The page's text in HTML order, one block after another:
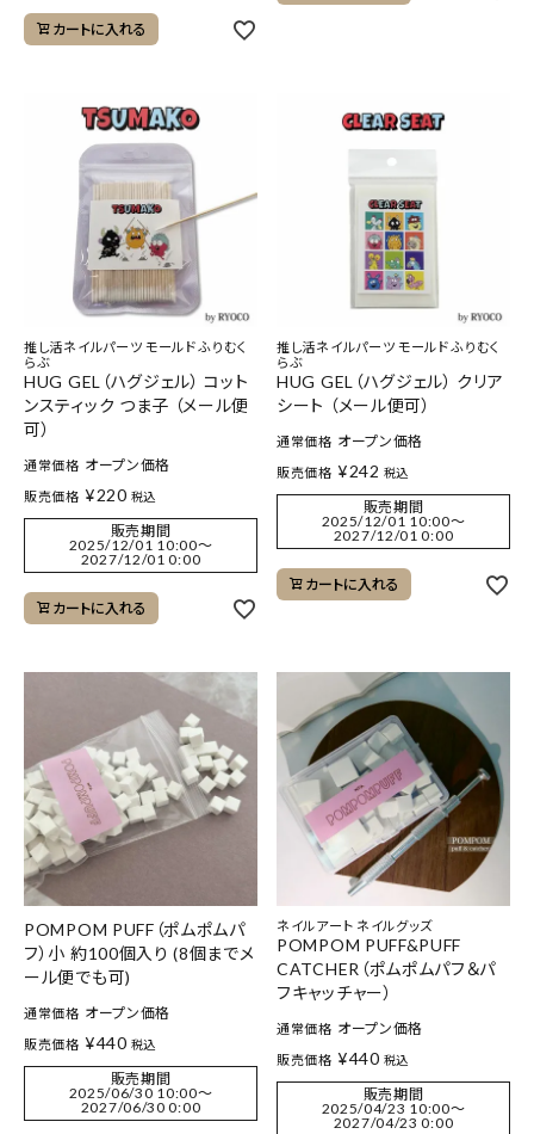
カートに入れる
推し活ネイルパーツ モールド ふりむく
らぶ
HUG GEL（ハグジェル） コット
ンスティック つま子 （メール便
可）
通常価格 オープン価格
販売価格 ¥220 税込
販売期間
2025/12/01 10:00〜
2027/12/01 0:00
カートに入れる
推し活ネイルパーツ モールド ふりむく
らぶ
HUG GEL（ハグジェル） クリア
シート （メール便可）
通常価格 オープン価格
販売価格 ¥242 税込
販売期間
2025/12/01 10:00〜
2027/12/01 0:00
カートに入れる
POMPOM PUFF（ポムポムパ
フ）小 約100個入り (8個までメ
ール便でも可)
通常価格 オープン価格
販売価格 ¥440 税込
販売期間
2025/06/30 10:00〜
2027/06/30 0:00
ネイルアート ネイルグッズ
POMPOM PUFF&PUFF
CATCHER（ポムポムパフ＆パ
フキャッチャー）
通常価格 オープン価格
販売価格 ¥440 税込
販売期間
2025/04/23 10:00〜
2027/04/23 0:00